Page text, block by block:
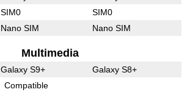
SIM0 SIM0
Nano SIM Nano SIM
Multimedia
Galaxy S9+ Galaxy S8+
Compatible